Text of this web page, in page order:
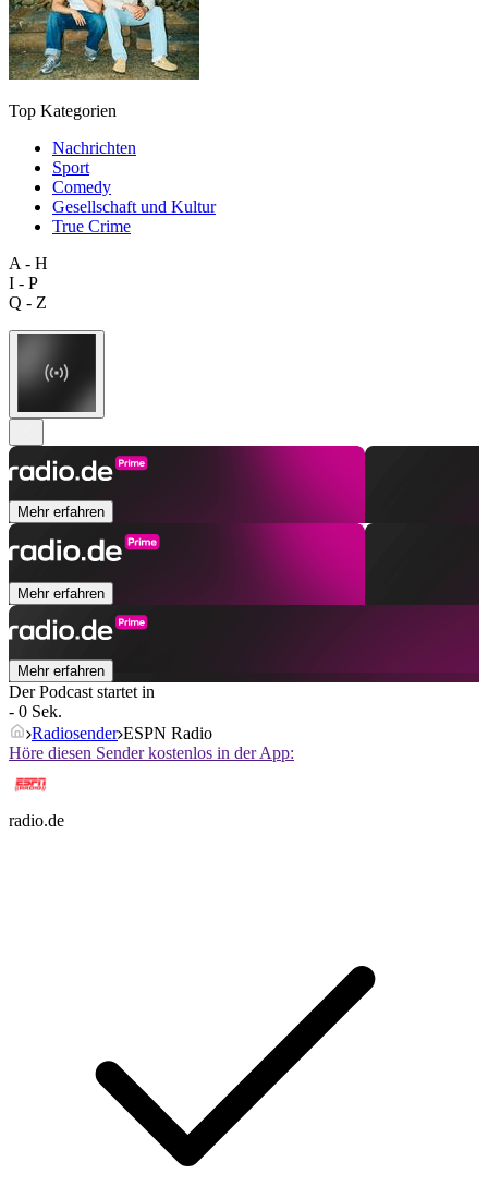
Top Kategorien
Nachrichten
Sport
Comedy
Gesellschaft und Kultur
True Crime
A - H
I - P
Q - Z
Mehr erfahren
Mehr erfahren
Mehr erfahren
Der Podcast startet in
- 0 Sek.
Radiosender ESPN Radio
Höre diesen Sender kostenlos in der App:
radio.de